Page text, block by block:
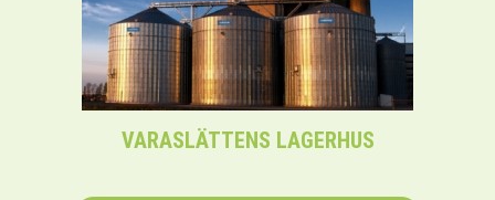
VARASLÄTTENS LAGERHUS